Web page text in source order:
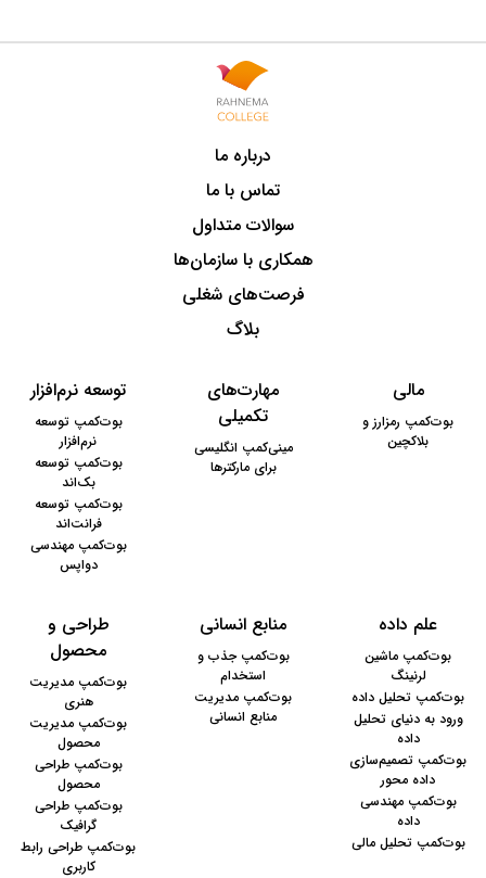
درباره ما
تماس با ما
سوالات متداول
همکاری با سازمان‌ها
فرصت‌های شغلی
بلاگ
مالی
بوت‌کمپ رمزارز و
بلاکچین
مهارت‌های
تکمیلی
مینی‌کمپ انگلیسی
برای مارکترها
توسعه نرم‌افزار
بوت‌کمپ توسعه
نرم‌افزار
بوت‌کمپ توسعه
بک‌اند
بوت‌کمپ توسعه
فرانت‌اند
بوت‌کمپ مهندسی
دواپس
علم داده
بوت‌کمپ ماشین
لرنینگ
بوت‌کمپ تحلیل داده
ورود به دنیای تحلیل
داده
بوت‌کمپ تصمیم‌سازی
داده‌ محور
بوت‌کمپ مهندسی
داده
بوت‌کمپ تحلیل مالی
منابع انسانی
بوت‌کمپ جذب و
استخدام
بوت‌کمپ مدیریت
منابع انسانی
طراحی و
محصول
بوت‌کمپ مدیریت
هنری
بوت‌کمپ مدیریت
محصول
بوت‌کمپ طراحی
محصول
بوت‌کمپ طراحی
گرافیک
بوت‌کمپ طراحی رابط
کاربری